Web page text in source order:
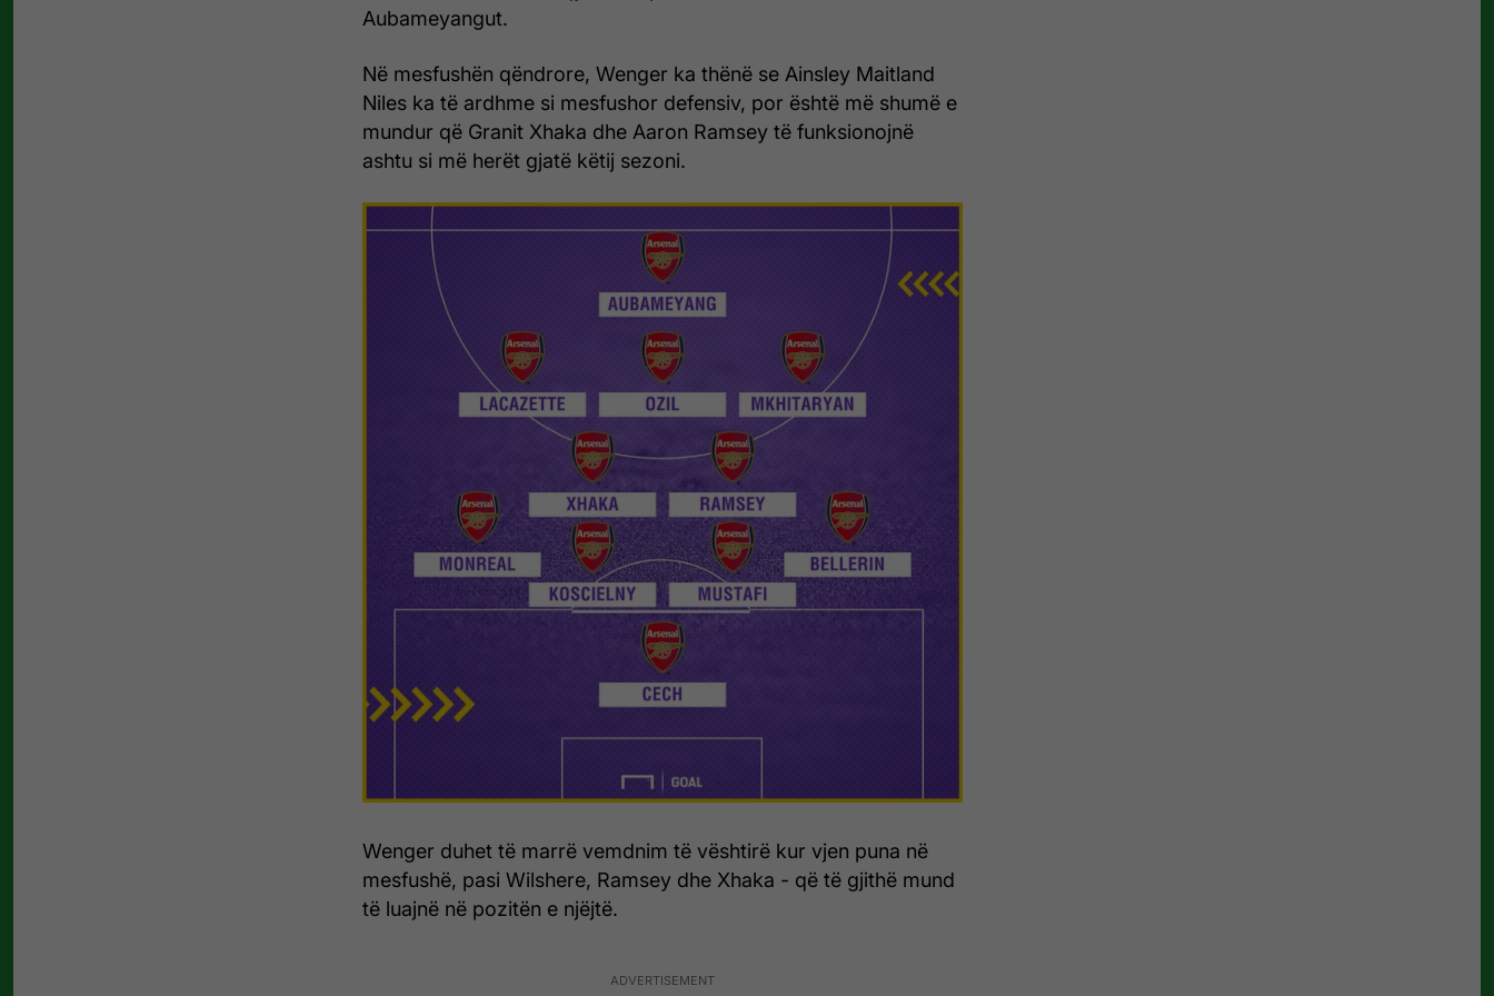
Aubameyangut.
Në mesfushën qëndrore, Wenger ka thënë se Ainsley Maitland
Niles ka të ardhme si mesfushor defensiv, por është më shumë e
mundur që Granit Xhaka dhe Aaron Ramsey të funksionojnë
ashtu si më herët gjatë këtij sezoni.
Wenger duhet të marrë vemdnim të vështirë kur vjen puna në
mesfushë, pasi Wilshere, Ramsey dhe Xhaka - që të gjithë mund
të luajnë në pozitën e njëjtë.